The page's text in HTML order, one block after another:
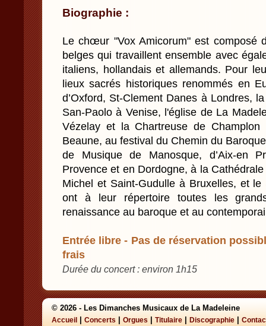
Biographie :
Le chœur "Vox Amicorum" est composé
belges qui travaillent ensemble avec
italiens, hollandais et allemands. Pour
lieux sacrés historiques renommés en
d’Oxford, St-Clement Danes à Londres,
San-Paolo à Venise, l'église de La
Vézelay et la Chartreuse de Champlon
Beaune, au festival du Chemin du
de Musique de Manosque, d’Aix-en
Provence et en Dordogne, à la
Michel et Saint-Gudulle à Bruxelles, et
ont à leur répertoire toutes les
renaissance au baroque et au
Entrée libre - Pas de réservation
frais
Durée du concert : environ 1h15
© 2026 - Les Dimanches Musicaux de La Madeleine
Accueil Concerts Orgues Titulaire Discographie